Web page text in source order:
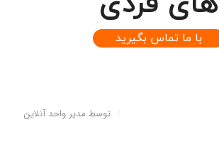
با ما تماس بگیرید
توسط مدیر واحد آنلاین